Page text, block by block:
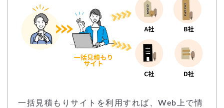
一括見積もりサイトを利用すれば、Web上で情